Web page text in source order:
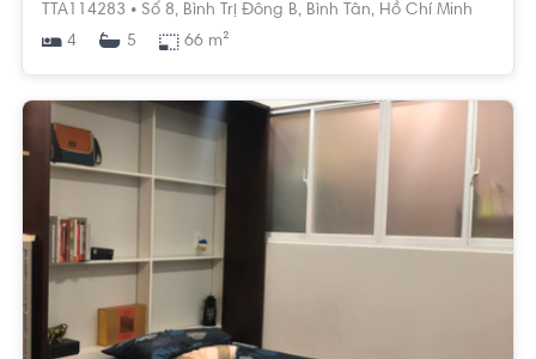
TTA114283 • Số 8, Bình Trị Đông B, Bình Tân, Hồ Chí Minh
4
5 66 m²